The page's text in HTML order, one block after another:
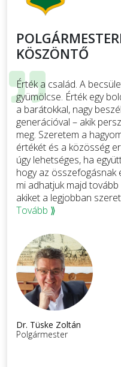
KÖSZÖNTŐ
Érték a család. A
gyümölcse. Érték egy
a barátokkal, nagy
generációval – akik
meg. Szeretem a
értékét és a közösség
úgy lehetséges, ha
hogy az összefogásnak
mi adhatjuk majd
akiket a legjobban
Tovább ⟫
Dr. Tüske Zoltán
Polgármester